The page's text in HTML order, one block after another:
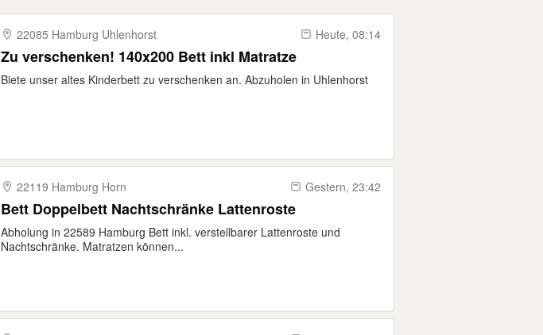
22085 Hamburg Uhlenhorst
Heute, 08:14
Zu verschenken! 140x200 Bett inkl Matratze
Biete unser altes Kinderbett zu verschenken an. Abzuholen in Uhlenhorst
22119 Hamburg Horn Gestern, 23:42
Bett Doppelbett Nachtschränke Lattenroste
Abholung in 22589 Hamburg Bett inkl. verstellbarer Lattenroste und
Nachtschränke. Matratzen können...